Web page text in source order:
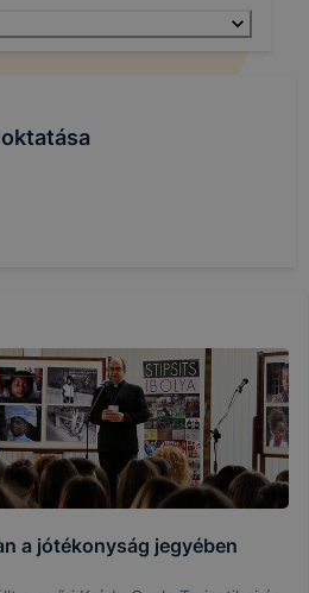
a jótékonyság jegyében